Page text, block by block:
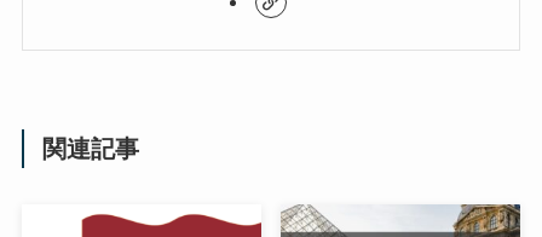
関連記事